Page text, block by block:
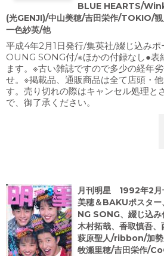
BLUE HEARTS/
(光GENJI)/中山美穂/吉田栄作/TOKIO/
一色紗英/他
平成4年2月1日発行/集英社/綴じ込み
OUNG SONG付/※ほかの付録なし●表
ます。※古い雑誌ですので多少の経年
せ。※掲載品、通販商品は全て店頭・
す。売り切れの際はキャンセル処理と
で、御了承ください。
月刊明星 1992年2月
美穂＆BAKUポスタ
NG SONG、綴じ込
木村拓哉、香取慎吾
萩原聖人/ribbon/加
牧瀬里穂/吉田栄作/